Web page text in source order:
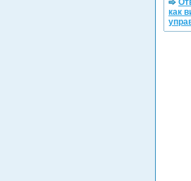
как